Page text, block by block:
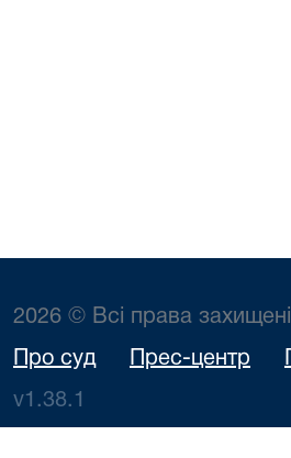
2026 © Всі права захищені
Про суд Прес-центр
v1.38.1